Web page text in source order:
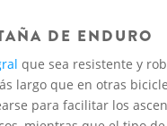
DE ENDURO
que sea resistente y
largo que en otras
para facilitar los